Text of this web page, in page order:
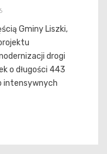
Gminy Liszki,
drogi
o długości 443
intensywnych